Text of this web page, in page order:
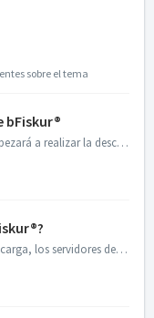
sobre el tema
bFiskur®︎
Una vez que registres tu empresa, se empezará a realizar la descarga de información de inmediato. En promedio toma 48 horas hacer la descarga inicial. ...
Algunas veces durante el proceso de descarga, los servidores del SAT pueden dejar de responder o presentar una falla o saturación en el servicio, eso provoc...